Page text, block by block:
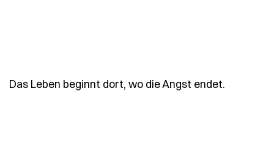
Das Leben beginnt dort, wo die Angst endet.